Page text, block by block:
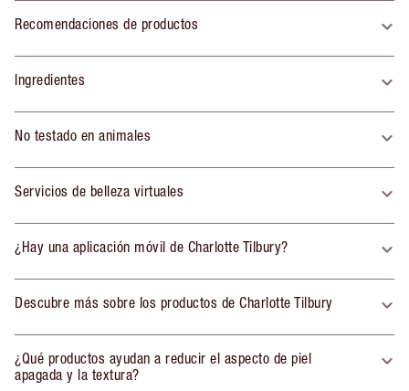
Recomendaciones de productos
Ingredientes
No testado en animales
Servicios de belleza virtuales
¿Hay una aplicación móvil de Charlotte Tilbury?
Descubre más sobre los productos de Charlotte Tilbury
¿Qué productos ayudan a reducir el aspecto de piel
apagada y la textura?